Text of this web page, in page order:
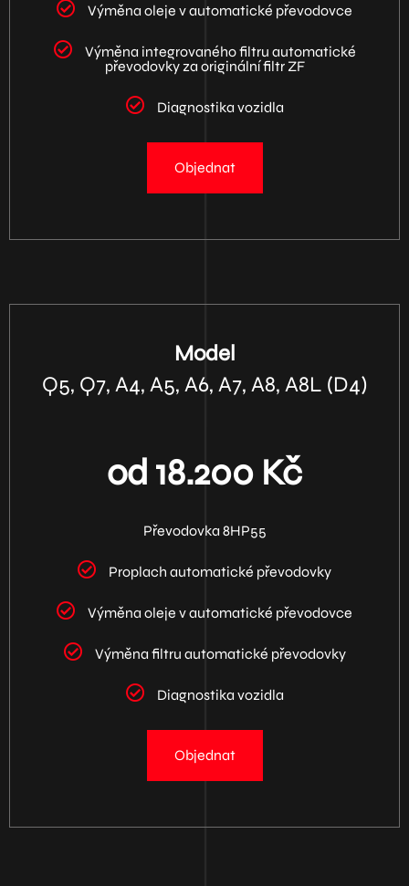
Výměna oleje v automatické převodovce
Výměna integrovaného filtru automatické
převodovky za originální filtr ZF
Diagnostika vozidla
Objednat
Model
Q5, Q7, A4, A5, A6, A7, A8, A8L (D4)
od 18.200 Kč
Převodovka 8HP55
Proplach automatické převodovky
Výměna oleje v automatické převodovce
Výměna filtru automatické převodovky
Diagnostika vozidla
Objednat